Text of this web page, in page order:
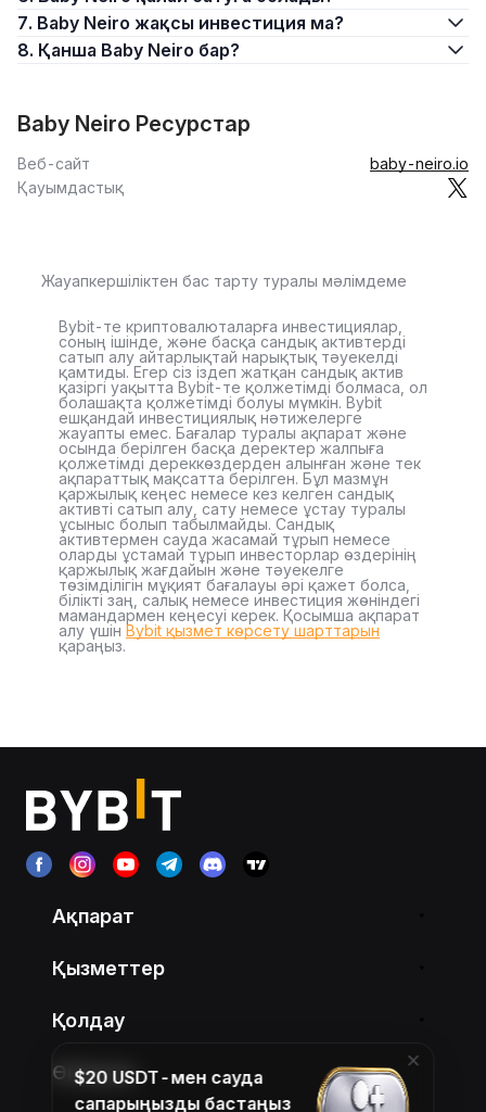
7. Baby Neiro жақсы инвестиция ма?
8. Қанша Baby Neiro бар?
Baby Neiro Ресурстар
Веб-сайт
baby-neiro.io
Қауымдастық
Жауапкершіліктен бас тарту туралы мәлімдеме
Bybit-те криптовалюталарға инвестициялар,
соның ішінде, және басқа сандық активтерді
сатып алу айтарлықтай нарықтық тәуекелді
қамтиды. Егер сіз іздеп жатқан сандық актив
қазіргі уақытта Bybit-те қолжетімді болмаса, ол
болашақта қолжетімді болуы мүмкін. Bybit
ешқандай инвестициялық нәтижелерге
жауапты емес. Бағалар туралы ақпарат және
осында берілген басқа деректер жалпыға
қолжетімді дереккөздерден алынған және тек
ақпараттық мақсатта берілген. Бұл мазмұн
қаржылық кеңес немесе кез келген сандық
активті сатып алу, сату немесе ұстау туралы
ұсыныс болып табылмайды. Сандық
активтермен сауда жасамай тұрып немесе
оларды ұстамай тұрып инвесторлар өздерінің
қаржылық жағдайын және тәуекелге
төзімділігін мұқият бағалауы әрі қажет болса,
білікті заң, салық немесе инвестиция жөніндегі
мамандармен кеңесуі керек. Қосымша ақпарат
алу үшін Bybit қызмет көрсету шарттарын
қараңыз.
Ақпарат
Қызметтер
Қолдау
Өнімдер
$20 USDT-мен сауда
сапарыңызды бастаңыз